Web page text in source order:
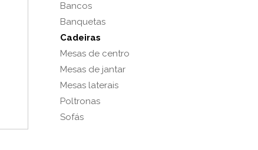
Bancos
Banquetas
Cadeiras
Mesas de centro
Mesas de jantar
Mesas laterais
Poltronas
Sofás